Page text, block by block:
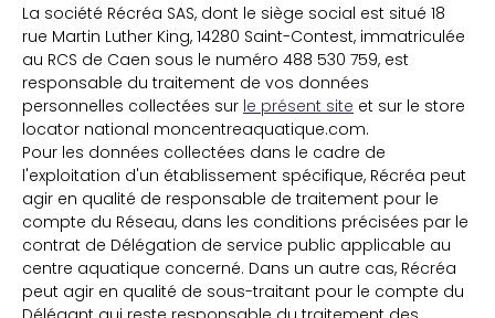
La société Récréa SAS, dont le siège social est situé 18
rue Martin Luther King, 14280 Saint-Contest, immatriculée
au RCS de Caen sous le numéro 488 530 759, est
responsable du traitement de vos données
personnelles collectées sur le présent site et sur le store
locator national moncentreaquatique.com.
Pour les données collectées dans le cadre de
l'exploitation d'un établissement spécifique, Récréa peut
agir en qualité de responsable de traitement pour le
compte du Réseau, dans les conditions précisées par le
contrat de Délégation de service public applicable au
centre aquatique concerné. Dans un autre cas, Récréa
peut agir en qualité de sous-traitant pour le compte du